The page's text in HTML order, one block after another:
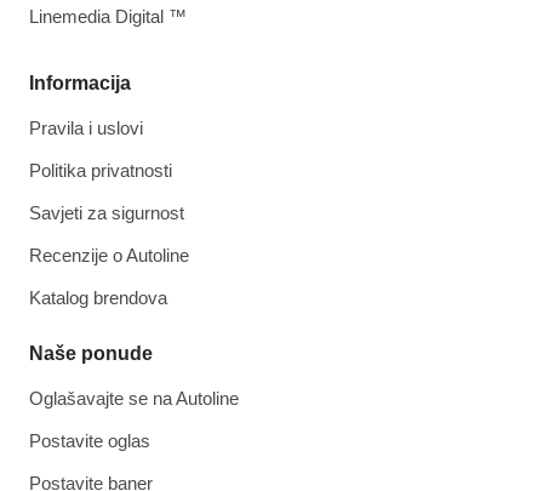
Informacija
Pravila i uslovi
Politika privatnosti
Savjeti za sigurnost
Recenzije o Autoline
Katalog brendova
Naše ponude
Oglašavajte se na Autoline
Postavite oglas
Postavite baner
Linemedia Digital ™